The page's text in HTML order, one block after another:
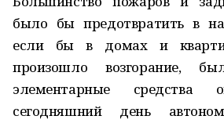
было бы предотвратить в
если бы в домах и
произошло возгорание,
элементарные средства
сегодняшний день